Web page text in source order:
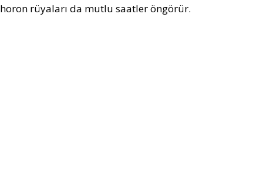
rüyaları da mutlu saatler öngörür.